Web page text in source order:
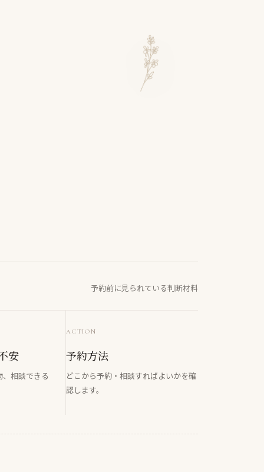
予約前に見られている判断材料
安
相談できる
ACTION
予約方法
どこから予約・相談すればよいかを確
認します。